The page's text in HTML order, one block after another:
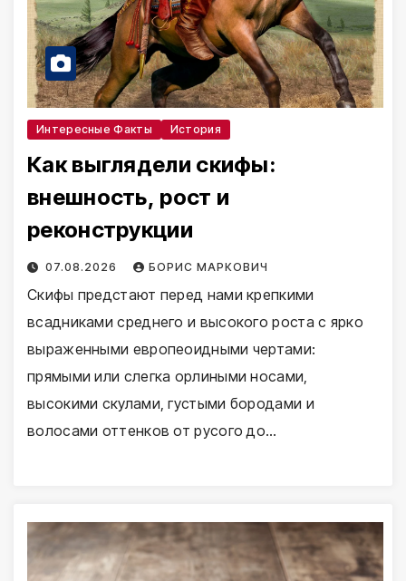
Интересные Факты История
Как выглядели скифы:
внешность, рост и
реконструкции
07.08.2026 БОРИС МАРКОВИЧ
Скифы предстают перед нами крепкими
всадниками среднего и высокого роста с ярко
выраженными европеоидными чертами:
прямыми или слегка орлиными носами,
высокими скулами, густыми бородами и
волосами оттенков от русого до…